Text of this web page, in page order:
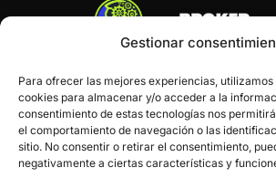
Gestionar
Para ofrecer las mejores experiencias,
cookies para almacenar y/o acceder a la
consentimiento de estas tecnologías nos
el comportamiento de navegación o las
sitio. No consentir o retirar el consentimiento,
negativamente a ciertas características y
InicioBlogContacto